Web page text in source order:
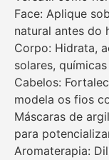
Face: Aplique
natural antes do
Corpo: Hidrata,
solares,
Cabelos:
modela os fios
Máscaras de
para
Aromaterapia: